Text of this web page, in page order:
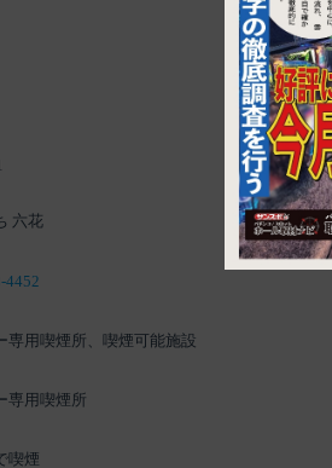
六花
4452
専用喫煙所、喫煙可能施設
専用喫煙所
喫煙